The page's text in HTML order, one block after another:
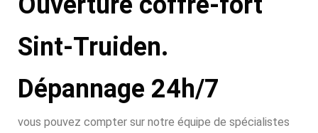
Sint-Truiden.
Dépannage 24h/7
vous pouvez compter sur notre équipe de spécialistes